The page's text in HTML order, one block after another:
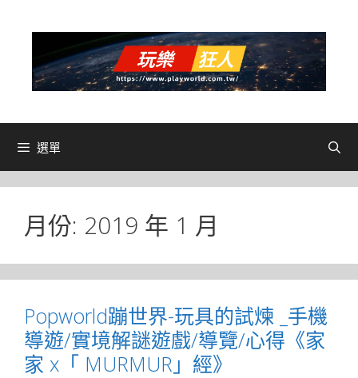
選單
月份: 2019 年 1 月
Popworld蹦世界-玩具的試煉 _手機
導遊/實境解謎遊戲/導覽/心得《家
家 x「 MURMUR」經》